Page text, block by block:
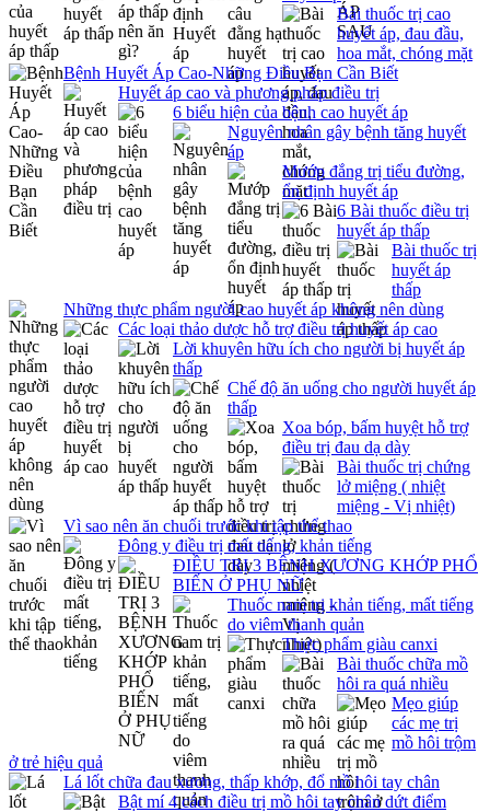
Bài thuốc trị cao
huyết áp, đau đầu,
hoa mắt, chóng mặt
Bệnh Huyết Áp Cao-Những Điều Bạn Cần Biết
Huyết áp cao và phương pháp điều trị
6 biểu hiện của bệnh cao huyết áp
Nguyên nhân gây bệnh tăng huyết
áp
Mướp đắng trị tiểu đường,
ổn định huyết áp
6 Bài thuốc điều trị
huyết áp thấp
Bài thuốc trị
huyết áp
thấp
Những thực phẩm người cao huyết áp không nên dùng
Các loại thảo dược hỗ trợ điều trị huyết áp cao
Lời khuyên hữu ích cho người bị huyết áp
thấp
Chế độ ăn uống cho người huyết áp
thấp
Xoa bóp, bấm huyệt hỗ trợ
điều trị đau dạ dày
Bài thuốc trị chứng
lở miệng ( nhiệt
miệng - Vị nhiệt)
Vì sao nên ăn chuối trước khi tập thể thao
Đông y điều trị mất tiếng, khản tiếng
ĐIỀU TRỊ 3 BỆNH XƯƠNG KHỚP PHỔ
BIẾN Ở PHỤ NỮ
Thuốc nam trị khản tiếng, mất tiếng
do viêm thanh quản
Thực phẩm giàu canxi
Bài thuốc chữa mồ
hôi ra quá nhiều
Mẹo giúp
các mẹ trị
mồ hôi trộm
ở trẻ hiệu quả
Lá lốt chữa đau xương, thấp khớp, đổ mồ hôi tay chân
Bật mí 4 cách điều trị mồ hôi tay chân dứt điểm